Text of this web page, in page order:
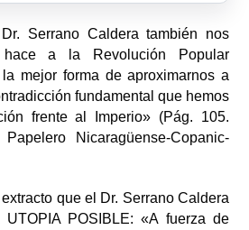
Serrano Caldera también nos
a la Revolución Popular
mejor forma de aproximarnos a
fundamental que hemos
frente al Imperio» (Pág. 105.
Nicaragüense-Copanic-
que el Dr. Serrano Caldera
POSIBLE: «A fuerza de